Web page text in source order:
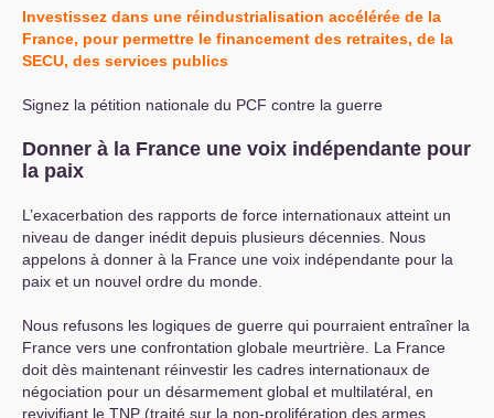
Investissez dans une réindustrialisation accélérée de la
France, pour permettre le financement des retraites, de la
SECU, des services publics
Signez la pétition nationale du PCF contre la guerre
Donner à la France une voix indépendante pour
la paix
L’exacerbation des rapports de force internationaux atteint un
niveau de danger inédit depuis plusieurs décennies. Nous
appelons à donner à la France une voix indépendante pour la
paix et un nouvel ordre du monde.
Nous refusons les logiques de guerre qui pourraient entraîner la
France vers une confrontation globale meurtrière. La France
doit dès maintenant réinvestir les cadres internationaux de
négociation pour un désarmement global et multilatéral, en
revivifiant le TNP (traité sur la non-prolifération des armes